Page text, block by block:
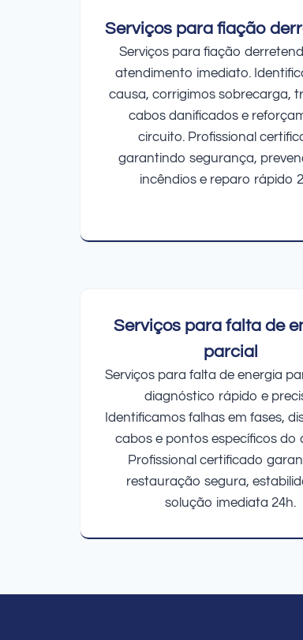
Serviços para fiação
Serviços para fiação
atendimento imediato.
causa, corrigimos sobrecarga,
cabos danificados e
circuito. Profissional
garantindo segurança,
incêndios e reparo rápido
Serviços para falta de
parcial
Serviços para falta de energia
diagnóstico rápido e
Identificamos falhas em fases,
cabos e pontos específicos do
Profissional certificado
restauração segura,
solução imediata 24h.